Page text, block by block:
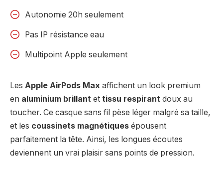
Autonomie 20h seulement
Pas IP résistance eau
Multipoint Apple seulement
Les Apple AirPods Max affichent un look premium
en aluminium brillant et tissu respirant doux au
toucher. Ce casque sans fil pèse léger malgré sa taille,
et les coussinets magnétiques épousent
parfaitement la tête. Ainsi, les longues écoutes
deviennent un vrai plaisir sans points de pression.